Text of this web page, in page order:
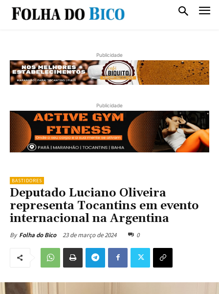
Publicidade
Publicidade
BASTIDORES
Deputado Luciano Oliveira
representa Tocantins em evento
internacional na Argentina
By Folha do Bico 23 de março de 2024 0